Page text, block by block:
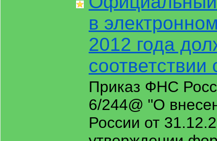
в
2012 года
Приказ ФНС
6/244@ "О
России от